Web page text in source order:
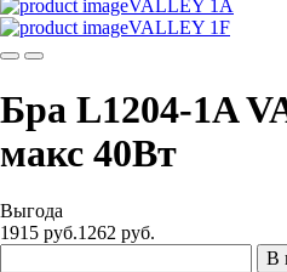
VALLEY 1A
VALLEY 1F
Бра L1204-1A
макс 40Вт
Выгода
1915 руб.1262 руб.
В